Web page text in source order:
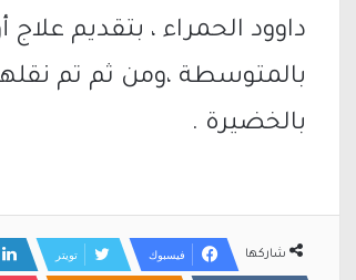
بالمتوسطة ،ومن ثم تم
بالخضيرة .
شاركها فيسبوك تويتر